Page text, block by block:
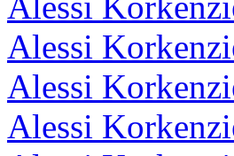
Alessi
Alessi
Alessi